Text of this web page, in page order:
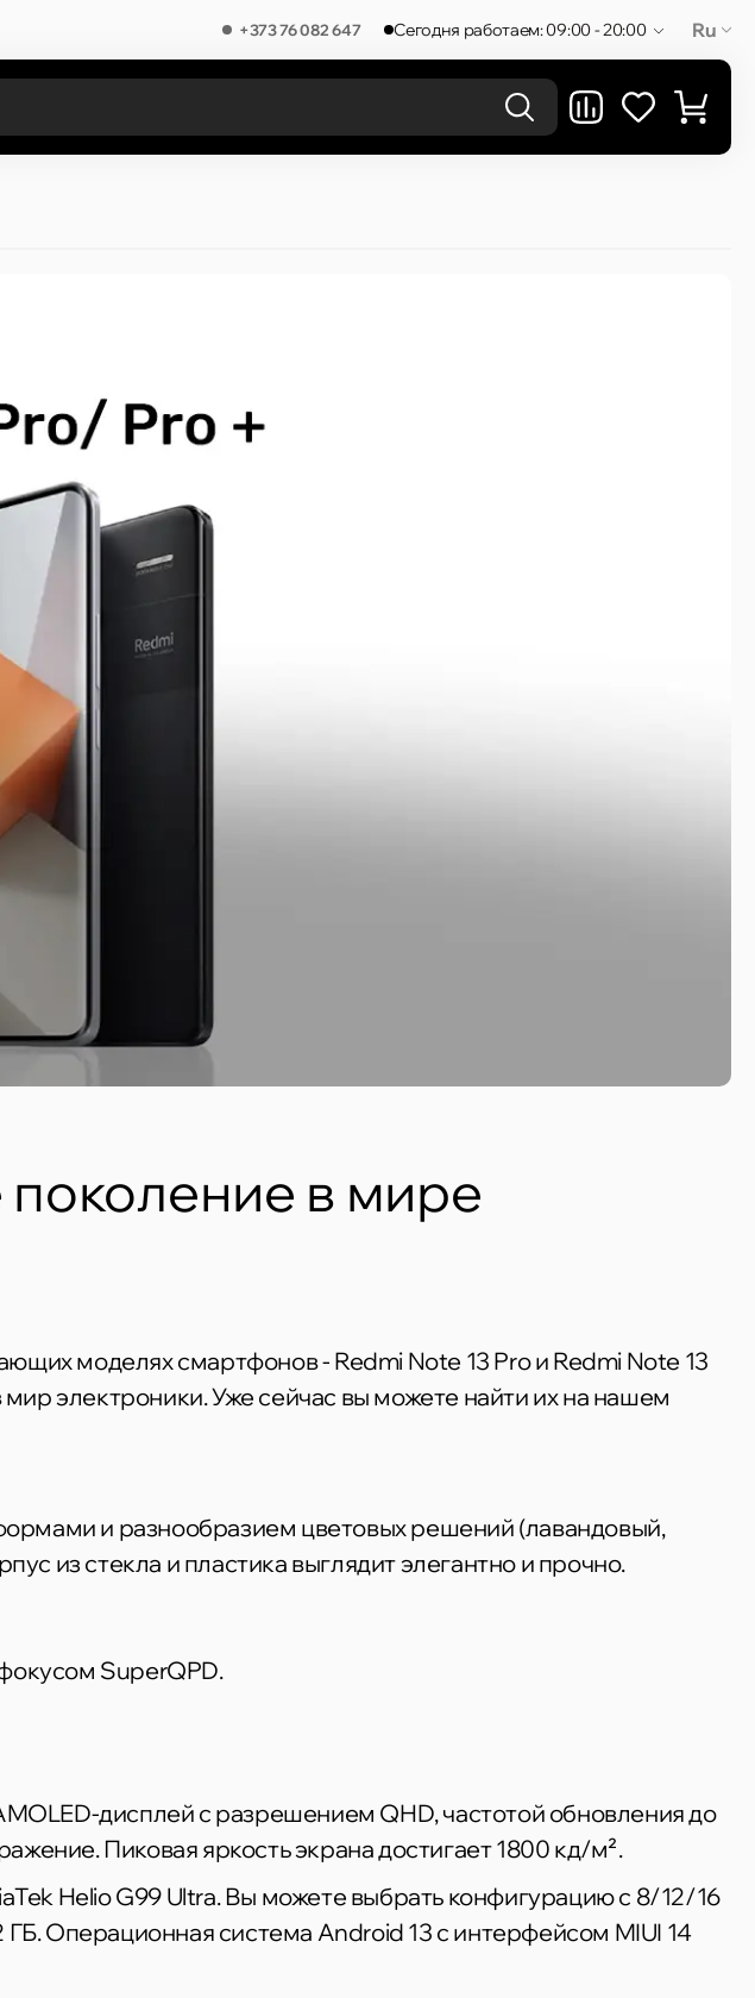
+373 76 082 647 Сегодня работаем: 09:00 - 20:00 Ru
поколение в мире
моделях смартфонов - Redmi Note 13 Pro и Redmi Note 13
электроники. Уже сейчас вы можете найти их на нашем
и разнообразием цветовых решений (лавандовый,
из стекла и пластика выглядит элегантно и прочно.
SuperQPD.
дисплей с разрешением QHD, частотой обновления до
Пиковая яркость экрана достигает 1800 кд/м².
Helio G99 Ultra. Вы можете выбрать конфигурацию с 8/12/16
Операционная система Android 13 с интерфейсом MIUI 14